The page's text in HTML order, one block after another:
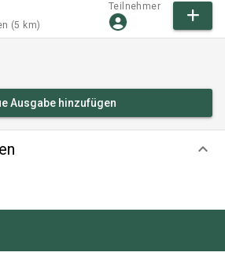
Ausgabe hinzufügen
keyboard_arrow_down
(5 km)
Teilnehmer